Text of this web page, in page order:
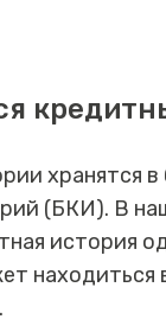
хранятся
(БКИ). В
история
находиться